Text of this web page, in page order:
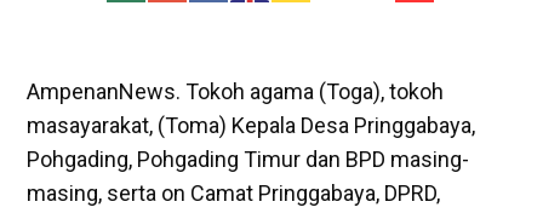
AmpenanNews. Tokoh agama (Toga), tokoh
masayarakat, (Toma) Kepala Desa Pringgabaya,
Pohgading, Pohgading Timur dan BPD masing-
masing, serta on Camat Pringgabaya, DPRD,